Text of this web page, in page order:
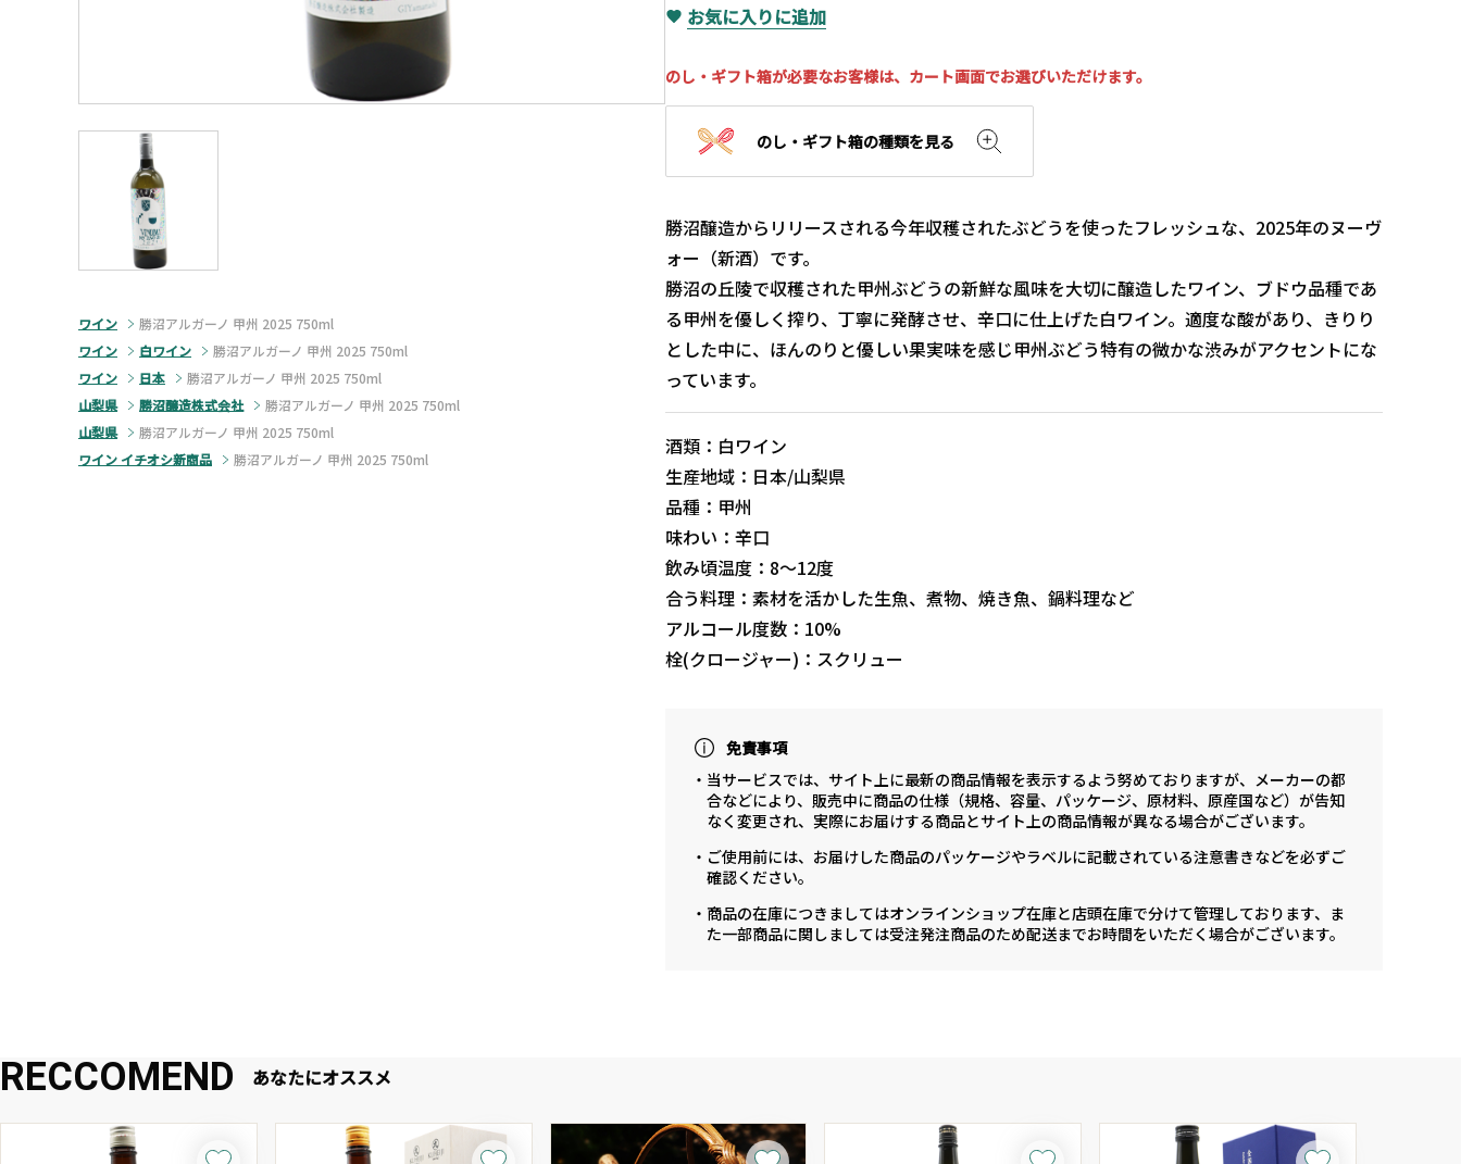
ワイン
勝沼アルガーノ 甲州 2025 750ml
ワイン
白ワイン
勝沼アルガーノ 甲州 2025 750ml
ワイン
日本
勝沼アルガーノ 甲州 2025 750ml
山梨県
勝沼醸造株式会社
勝沼アルガーノ 甲州 2025 750ml
山梨県
勝沼アルガーノ 甲州 2025 750ml
ワイン イチオシ新商品
勝沼アルガーノ 甲州 2025 750ml
お気に入りに追加
のし・ギフト箱が必要なお客様は、カート画面でお選びいただけます。
のし・ギフト箱の種類を見る
勝沼醸造からリリースされる今年収穫されたぶどうを使ったフレッシュな、2025年のヌーヴ
ォー（新酒）です。
勝沼の丘陵で収穫された甲州ぶどうの新鮮な風味を大切に醸造したワイン、ブドウ品種であ
る甲州を優しく搾り、丁寧に発酵させ、辛口に仕上げた白ワイン。適度な酸があり、きりり
とした中に、ほんのりと優しい果実味を感じ甲州ぶどう特有の微かな渋みがアクセントにな
っています。
酒類：白ワイン
生産地域：日本/山梨県
品種：甲州
味わい：辛口
飲み頃温度：8〜12度
合う料理：素材を活かした生魚、煮物、焼き魚、鍋料理など
アルコール度数：10%
栓(クロージャー)：スクリュー
免責事項
・当サービスでは、サイト上に最新の商品情報を表示するよう努めておりますが、メーカーの都
合などにより、販売中に商品の仕様（規格、容量、パッケージ、原材料、原産国など）が告知
なく変更され、実際にお届けする商品とサイト上の商品情報が異なる場合がございます。
・ご使用前には、お届けした商品のパッケージやラベルに記載されている注意書きなどを必ずご
確認ください。
・商品の在庫につきましてはオンラインショップ在庫と店頭在庫で分けて管理しております、ま
た一部商品に関しましては受注発注商品のため配送までお時間をいただく場合がございます。
RECCOMEND あなたにオススメ